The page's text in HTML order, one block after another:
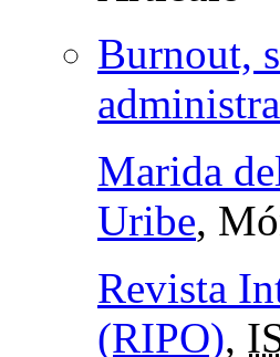
Burnout,
Marida
Uribe,
Revista
(RIPO),